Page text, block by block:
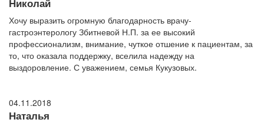
Николай
Хочу выразить огромную благодарность врачу-
гастроэнтерологу Збитневой Н.П. за ее высокий
профессионализм, внимание, чуткое отшение к пациентам, за
то, что оказала поддержку, вселила надежду на
выздоровление. С уважением, семья Кукузовых.
04.11.2018
Наталья